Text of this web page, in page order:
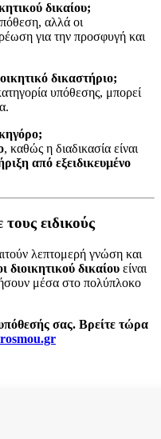
δικαίου;
αλλά οι
για την προσφυγή και
δικαστήριο;
υπόθεσης, μπορεί
, καθώς η διαδικασία είναι
από εξειδικευμένο
ειδικούς
λεπτομερή γνώση και
διοικητικού δικαίου είναι
μέσα στο πολύπλοκο
σας. Βρείτε τώρα